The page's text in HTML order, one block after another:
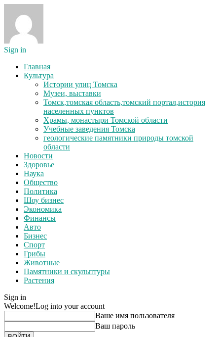
Sign in
Главная
Культура
Истории улиц Томска
Музеи, выставки
Томск,томская область,томский портал,история
населенных пунктов
Храмы, монастыри Томской области
Учебные заведения Томска
геологические памятники природы томской
области
Новости
Здоровье
Наука
Общество
Политика
Шоу бизнес
Экономика
Финансы
Авто
Бизнес
Спорт
Грибы
Животные
Памятники и скульптуры
Растения
Sign in
Welcome!Log into your account
Ваше имя пользователя
Ваш пароль